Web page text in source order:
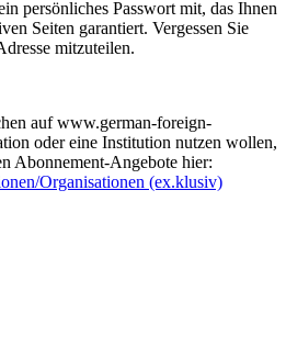
persönliches Passwort mit, das Ihnen
Seiten garantiert. Vergessen Sie
mitzuteilen.
auf www.german-foreign-
oder eine Institution nutzen wollen,
Abonnement-Angebote hier:
Organisationen (ex.klusiv)